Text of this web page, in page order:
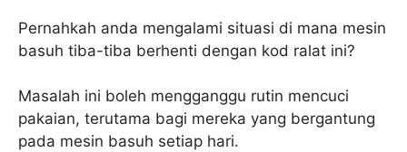
Pernahkah anda mengalami situasi di mana mesin
basuh tiba-tiba berhenti dengan kod ralat ini?
Masalah ini boleh mengganggu rutin mencuci
pakaian, terutama bagi mereka yang bergantung
pada mesin basuh setiap hari.